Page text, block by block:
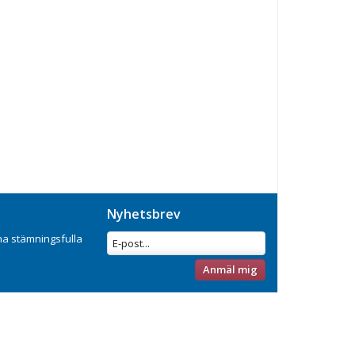
Nyhetsbrev
Anmäl mig
stämningsfulla